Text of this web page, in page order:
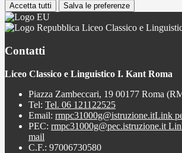
Accetta tutti Salva le preferenze
Liceo Classico e
Contatti
Liceo Classico e Linguistico I. Kant Roma
Piazza Zambeccari, 19 00177 Roma
Tel: Tel. 06 121122525
Email: rmpc31000g@istruzione.itLink
PEC: rmpc31000g@pec.istruzione.it
mail
C.F.: 97006730580